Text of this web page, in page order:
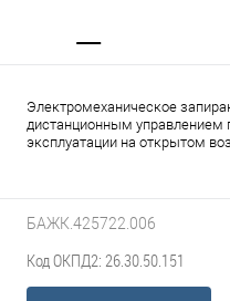
Электромеханическое
дистанционным управлением
эксплуатации на открытом
БАЖК.425722.006
Код ОКПД2: 26.30.50.151